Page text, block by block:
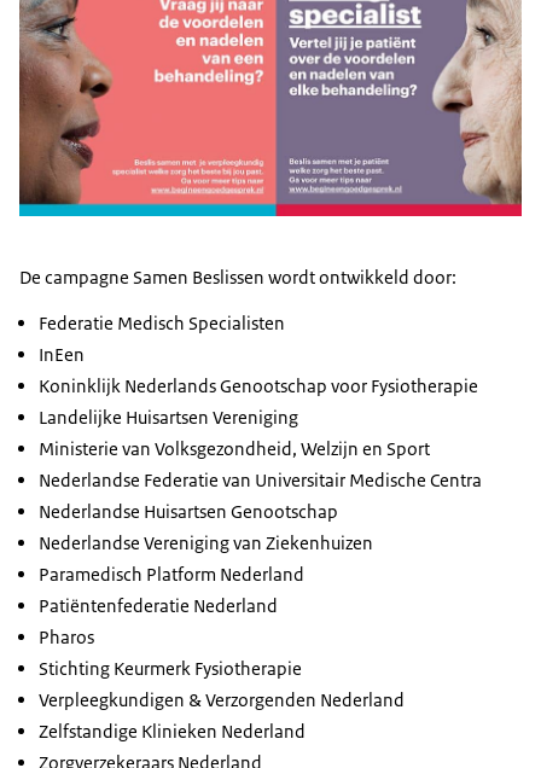
De campagne Samen Beslissen wordt ontwikkeld door:
Federatie Medisch Specialisten
InEen
Koninklijk Nederlands Genootschap voor Fysiotherapie
Landelijke Huisartsen Vereniging
Ministerie van Volksgezondheid, Welzijn en Sport
Nederlandse Federatie van Universitair Medische Centra
Nederlandse Huisartsen Genootschap
Nederlandse Vereniging van Ziekenhuizen
Paramedisch Platform Nederland
Patiëntenfederatie Nederland
Pharos
Stichting Keurmerk Fysiotherapie
Verpleegkundigen & Verzorgenden Nederland
Zelfstandige Klinieken Nederland
Zorgverzekeraars Nederland